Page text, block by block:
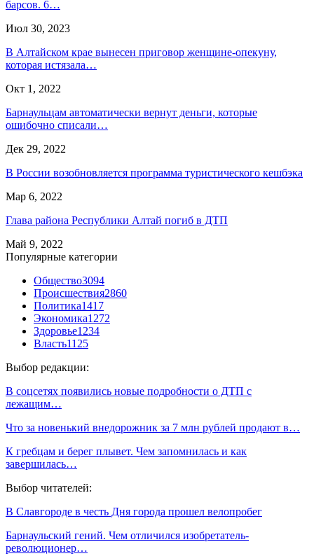
барсов. 6…
Июл 30, 2023
В Алтайском крае вынесен приговор женщине-опекуну,
которая истязала…
Окт 1, 2022
Барнаульцам автоматически вернут деньги, которые
ошибочно списали…
Дек 29, 2022
В России возобновляется программа туристического кешбэка
Мар 6, 2022
Глава района Республики Алтай погиб в ДТП
Май 9, 2022
Популярные категории
Общество3094
Происшествия2860
Политика1417
Экономика1272
Здоровье1234
Власть1125
Выбор редакции:
В соцсетях появились новые подробности о ДТП с
лежащим…
Что за новенький внедорожник за 7 млн рублей продают в…
К гребцам и берег плывет. Чем запомнилась и как
завершилась…
Выбор читателей:
В Славгороде в честь Дня города прошел велопробег
Барнаульский гений. Чем отличился изобретатель-
революционер…